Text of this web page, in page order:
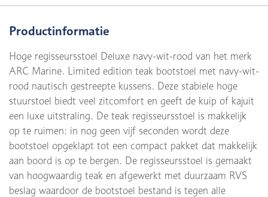
Productinformatie
Hoge regisseursstoel Deluxe navy-wit-rood van het merk
ARC Marine. Limited edition teak bootstoel met navy-wit-
rood nautisch gestreepte kussens. Deze stabiele hoge
stuurstoel biedt veel zitcomfort en geeft de kuip of kajuit
een luxe uitstraling. De teak regisseursstoel is makkelijk
op te ruimen: in nog geen vijf seconden wordt deze
bootstoel opgeklapt tot een compact pakket dat makkelijk
aan boord is op te bergen. De regisseursstoel is gemaakt
van hoogwaardig teak en afgewerkt met duurzaam RVS
beslag waardoor de bootstoel bestand is tegen alle